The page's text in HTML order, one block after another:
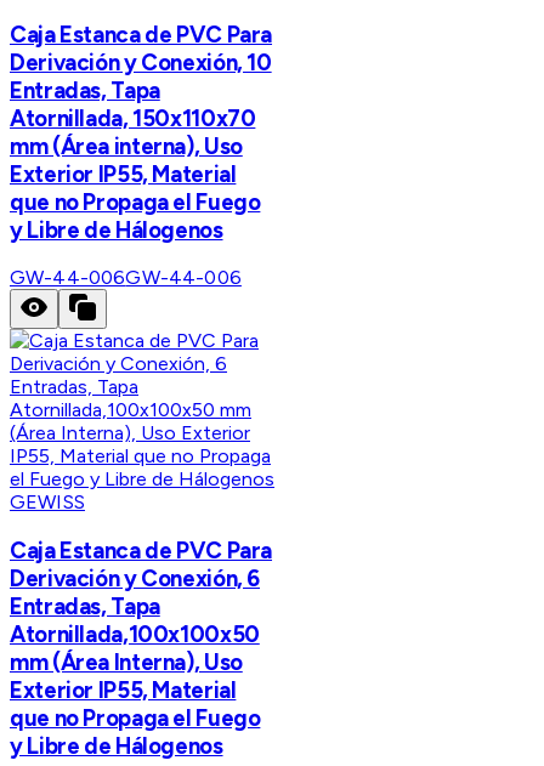
Caja Estanca de PVC Para
Derivación y Conexión, 10
Entradas, Tapa
Atornillada, 150x110x70
mm (Área interna), Uso
Exterior IP55, Material
que no Propaga el Fuego
y Libre de Hálogenos
GW-44-006GW-44-006
GEWISS
Caja Estanca de PVC Para
Derivación y Conexión, 6
Entradas, Tapa
Atornillada,100x100x50
mm (Área Interna), Uso
Exterior IP55, Material
que no Propaga el Fuego
y Libre de Hálogenos